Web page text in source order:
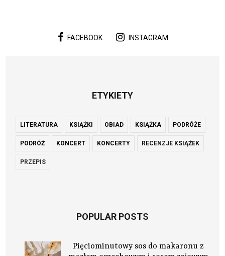
FACEBOOK INSTAGRAM
ETYKIETY
LITERATURA KSIĄŻKI OBIAD KSIĄŻKA PODRÓŻE
PODRÓŻ KONCERT KONCERTY RECENZJE KSIĄŻEK
PRZEPIS
POPULAR POSTS
Pięciominutowy sos do makaronu z